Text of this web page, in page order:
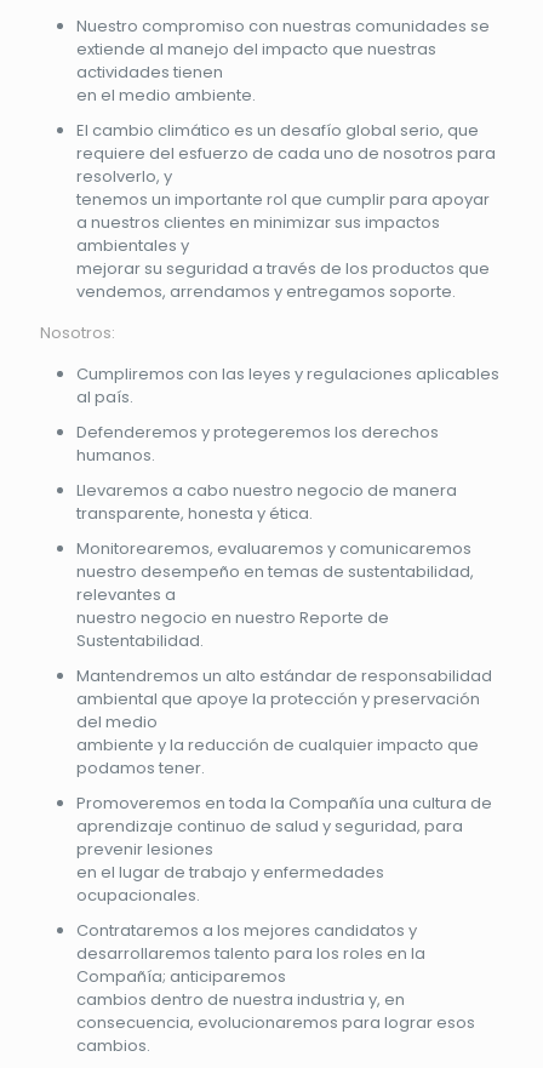
Nuestro compromiso con nuestras comunidades se
extiende al manejo del impacto que nuestras
actividades tienen
en el medio ambiente.
El cambio climático es un desafío global serio, que
requiere del esfuerzo de cada uno de nosotros para
resolverlo, y
tenemos un importante rol que cumplir para apoyar
a nuestros clientes en minimizar sus impactos
ambientales y
mejorar su seguridad a través de los productos que
vendemos, arrendamos y entregamos soporte.
Nosotros:
Cumpliremos con las leyes y regulaciones aplicables
al país.
Defenderemos y protegeremos los derechos
humanos.
Llevaremos a cabo nuestro negocio de manera
transparente, honesta y ética.
Monitorearemos, evaluaremos y comunicaremos
nuestro desempeño en temas de sustentabilidad,
relevantes a
nuestro negocio en nuestro Reporte de
Sustentabilidad.
Mantendremos un alto estándar de responsabilidad
ambiental que apoye la protección y preservación
del medio
ambiente y la reducción de cualquier impacto que
podamos tener.
Promoveremos en toda la Compañía una cultura de
aprendizaje continuo de salud y seguridad, para
prevenir lesiones
en el lugar de trabajo y enfermedades
ocupacionales.
Contrataremos a los mejores candidatos y
desarrollaremos talento para los roles en la
Compañía; anticiparemos
cambios dentro de nuestra industria y, en
consecuencia, evolucionaremos para lograr esos
cambios.